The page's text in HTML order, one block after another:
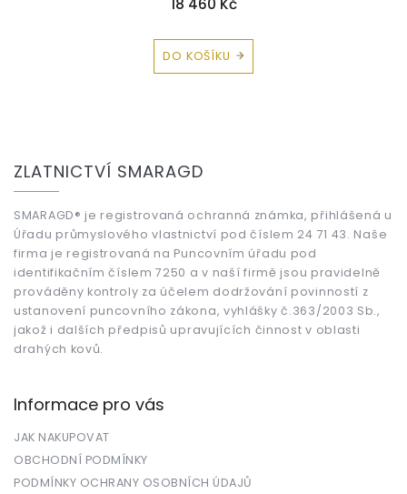
18 460 Kč
DO KOŠÍKU
ZLATNICTVÍ SMARAGD
SMARAGD® je registrovaná ochranná známka, přihlášená u
Úřadu průmyslového vlastnictví pod číslem 24 71 43. Naše
firma je registrovaná na Puncovním úřadu pod
identifikačním číslem 7250 a v naší firmě jsou pravidelně
prováděny kontroly za účelem dodržování povinností z
ustanovení puncovního zákona, vyhlášky č.363/2003 Sb.,
jakož i dalších předpisů upravujících činnost v oblasti
drahých kovů.
Informace pro vás
JAK NAKUPOVAT
OBCHODNÍ PODMÍNKY
PODMÍNKY OCHRANY OSOBNÍCH ÚDAJŮ